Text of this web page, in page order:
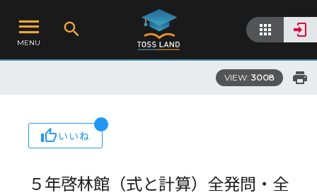
MENU
VIEW: 3008
いいね
５年啓林館（式と計算）全発問・全